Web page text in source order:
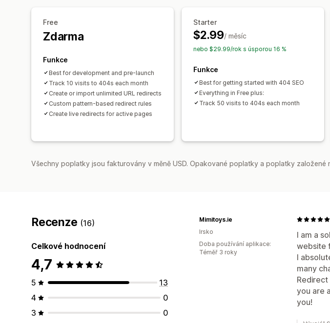
Free
Zdarma
Funkce
Best for development and pre-launch
Track 10 visits to 404s each month
Create or import unlimited URL redirects
Custom pattern-based redirect rules
Create live redirects for active pages
Starter
$2.99/ měsíc
nebo $29.99/rok s úsporou 16 %
Funkce
Best for getting started with 404 SEO
Everything in Free plus:
Track 50 visits to 404s each month
Všechny poplatky jsou fakturovány v měně USD. Opakované poplatky a poplatky
Recenze (16)
Celkové hodnocení
4,7
5
13
4
0
3
0
I am a
website
I
many
you are
you!
Mimitoys.ie
Irsko
Doba používání aplikace:
Téměř 3 roky